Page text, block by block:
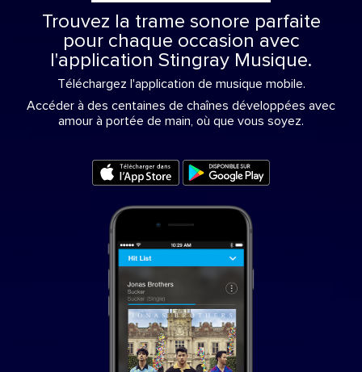
Trouvez la trame sonore parfaite
pour chaque occasion avec
l'application Stingray Musique.
Téléchargez l'application de musique mobile.
Accéder à des centaines de chaînes développées avec
amour à portée de main, où que vous soyez.